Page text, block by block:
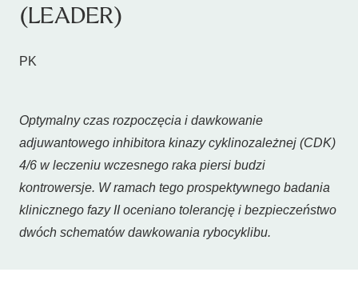
(LEADER)
PK
Optymalny czas rozpoczęcia i dawkowanie
adjuwantowego inhibitora kinazy cyklinozależnej (CDK)
4/6 w leczeniu wczesnego raka piersi budzi
kontrowersje. W ramach tego prospektywnego badania
klinicznego fazy II oceniano tolerancję i bezpieczeństwo
dwóch schematów dawkowania rybocyklibu.